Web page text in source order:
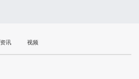
资讯 视频